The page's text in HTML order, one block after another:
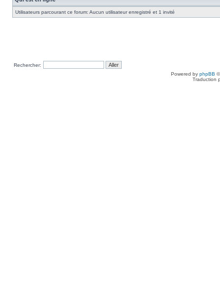
Utilisateurs parcourant ce forum: Aucun utilisateur enregistré et 1 invité
Rechercher:
Powered by phpBB
Traduction